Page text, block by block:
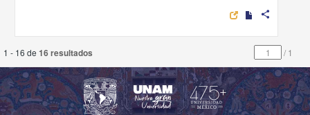
share
1 - 16 de 16 resultados /1